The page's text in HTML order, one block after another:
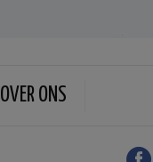
OVER ONS